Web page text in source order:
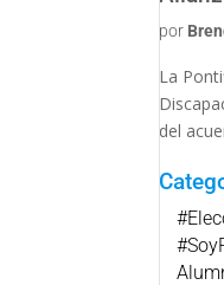
por
La
del